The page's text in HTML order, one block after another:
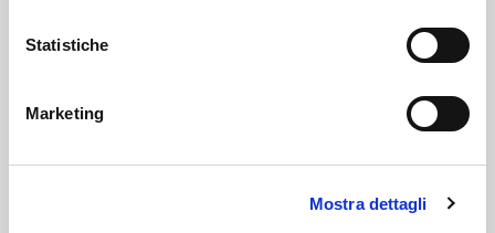
Statistiche
Marketing
Mostra dettagli